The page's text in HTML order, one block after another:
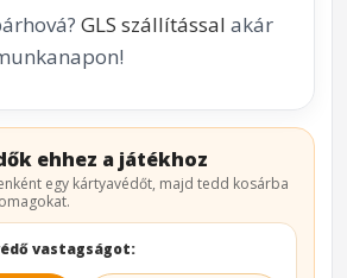
GLS szállítással akár
ehhez a játékhoz
egy kártyavédőt, majd tedd kosárba
vastagságot: